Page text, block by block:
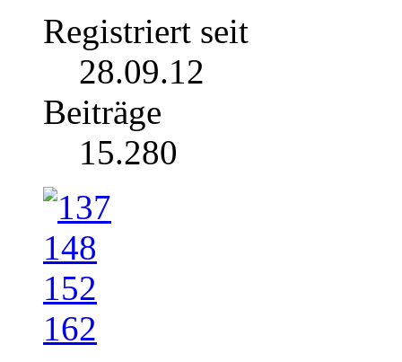
Registriert seit
28.09.12
Beiträge
15.280